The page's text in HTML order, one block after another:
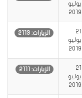
يوليو
2019
21
يوليو
2019
الزيارات: 2113
21
يوليو
2019
الزيارات: 2111